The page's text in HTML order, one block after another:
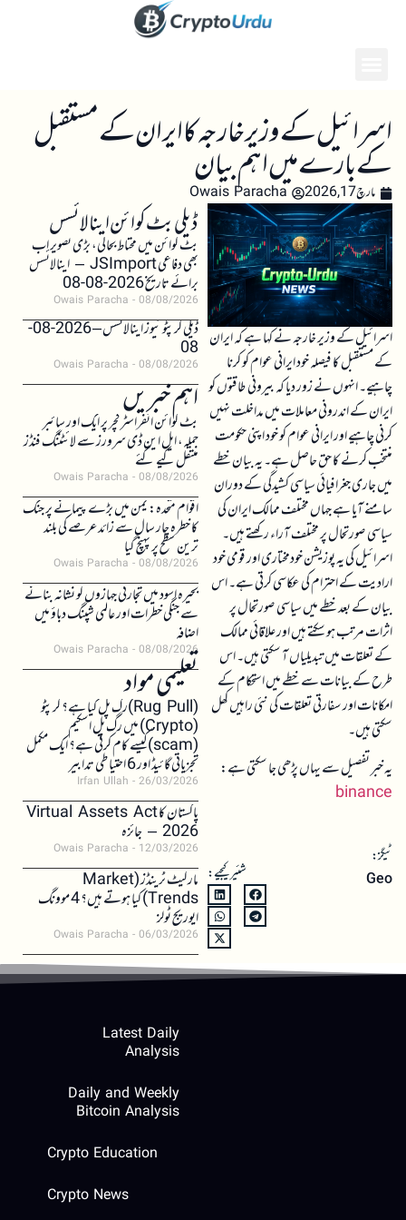
اسرائیل کے وزیر خارجہ کا ایران کے مستقبل
کے بارے میں اہم بیان
مارچ 17, 2026 Owais Paracha
اسرائیل کے وزیر خارجہ نے کہا ہے کہ ایران
کے مستقبل کا فیصلہ خود ایرانی عوام کو کرنا
چاہیے۔ انہوں نے زور دیا کہ بیرونی طاقتوں کو
ایران کے اندرونی معاملات میں مداخلت نہیں
کرنی چاہیے اور ایرانی عوام کو خود اپنی حکومت
منتخب کرنے کا حق حاصل ہے۔ یہ بیان خطے
میں جاری جغرافیائی سیاسی کشیدگی کے دوران
سامنے آیا ہے جہاں مختلف ممالک ایران کی
سیاسی صورتحال پر مختلف آراء رکھتے ہیں۔
اسرائیل کی یہ پوزیشن خودمختاری اور قومی خود
ارادیت کے احترام کی عکاسی کرتی ہے۔ اس
بیان کے بعد خطے میں سیاسی صورتحال پر
اثرات مرتب ہو سکتے ہیں اور علاقائی ممالک
کے تعلقات میں تبدیلیاں آ سکتی ہیں۔ اس
طرح کے بیانات سے خطے میں استحکام کے
امکانات اور سفارتی تعلقات کی نئی راہیں کھل
سکتی ہیں۔
یہ خبر تفصیل سے یہاں پڑھی جا سکتی ہے:
binance
ٹیگز:
Geo شئیر کیجیے:
ڈیلی بٹ کوائن اینالائسس
بٹ کوائن میں محتاط بحالی، بڑی تصویر اب
بھی دفاعی JSImport – اینالائسس
برائے تاریخ 2026-08-08
Owais Paracha 08/08/2026
ڈیلی کرپٹو نیوز اینالائسس – 2026-08-
08
Owais Paracha 08/08/2026
اہم خبریں
بٹ کوائن انفراسٹرکچر پر ایک اور سائبر
حملہ، ایل این ڈی سرورز سے لائٹننگ فنڈز
منتقل کیے گئے
Owais Paracha 08/08/2026
اقوام متحدہ: یمن میں بڑے پیمانے پر جنگ
کا خطرہ چار سال سے زائد عرصے کی بلند
ترین سطح پر پہنچ گیا
Owais Paracha 08/08/2026
بحیرہ اسود میں تجارتی جہازوں کو نشانہ بنانے
سے جنگی خطرات اور عالمی شپنگ دباؤ میں
اضافہ
Owais Paracha 08/08/2026
تعلیمی مواد(Rug Pull)رگ پل کیا ہے؟ کرپٹو
(Crypto) میں رگ پل اسکیم
(scam)کیسے کام کرتی ہے؟ ایک مکمل
تجزیاتی گائیڈ اور 6 احتیاطی تدابیر
Irfan Ullah 26/03/2026
پاکستان کا Virtual Assets Act
2026 – جائزہ
Owais Paracha 12/03/2026
مارکیٹ ٹرینڈز (Market
Trends) کیا ہوتے ہیں؟ 4 موونگ
ایوریج ٹولز
Owais Paracha 06/03/2026
Latest Daily
Analysis
Daily and Weekly
Bitcoin Analysis
Crypto Education
Crypto News